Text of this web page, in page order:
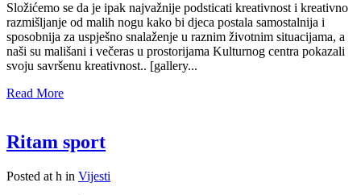
Složićemo se da je ipak najvažnije podsticati kreativnost i kreativno
razmišljanje od malih nogu kako bi djeca postala samostalnija i
sposobnija za uspješno snalaženje u raznim životnim situacijama, a
naši su mališani i večeras u prostorijama Kulturnog centra pokazali
svoju savršenu kreativnost.. [gallery...
Read More
Ritam sport
Posted at h in Vijesti